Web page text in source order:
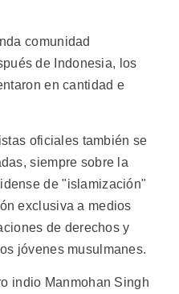
comunidad
de Indonesia, los
en cantidad e
oficiales también se
siempre sobre la
de "islamización"
exclusiva a medios
de derechos y
jóvenes musulmanes.
indio Manmohan Singh